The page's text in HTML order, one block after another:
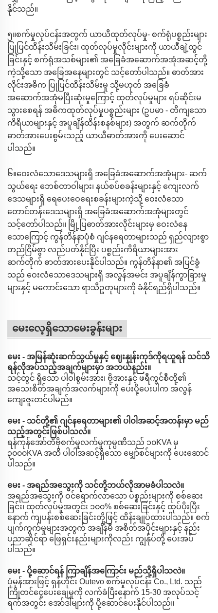
နိုင်သည်။
၅။စက်မှုလုပ်ငန်းအတွက် ယာယီထုတ်လုပ်မှု- စက်ရုံပစ္စည်းများ
ပြုပြင်ထိန်းသိမ်းခြင်း၊ ထုတ်လုပ်မှုလိုင်းများကို ယာယီချဲ့ထွင်
ခြင်းနှင့် စက်ရုံအသစ်များ၏ အခြေခံအဆောက်အအုံအဆင့်တို့
ကဲ့သို့သော အခြေအနေများတွင် သင့်တော်ပါသည်။ ဓာတ်အား
လိုင်းအဓိက ပြုပြင်ထိန်းသိမ်းမှု သို့မဟုတ် အခြေခံ
အဆောက်အအုံမပြီးဆုံးမှုကြောင့် ထုတ်လုပ်မှုများ ရပ်ဆိုင်းမ
သွားစေရန် အဓိကထုတ်လုပ်မှုပစ္စည်းများ (ဥပမာ - တိကျသော
ကိရိယာများနှင့် အပူချိန်ထိန်းစနစ်များ) အတွက် ဆက်တိုက်
ဓာတ်အားပေးစွမ်းသည့် ယာယီဓာတ်အားကို ပေးဆောင်
ပါသည်။
၆။ဝေးလံသောဒေသများရှိ အခြေခံအဆောက်အအုံများ- ဆက်
သွယ်ရေး ဘေစ်တာဝါများ၊ နယ်စပ်စခန်းများနှင့် ကျေးလက်
ဒေသများရှိ ရေပေးဝေရေးစခန်းများကဲ့သို့ ဝေးလံသော
တောင်တန်းဒေသများရှိ အခြေခံအဆောက်အအုံများတွင်
သင့်တော်ပါသည်။ မြို့ပြဓာတ်အားလိုင်းများမှ ဝေးလံနေ
သောကြောင့် ကွန်တိန်နာပုံစံ ဂျင်နရေတာများသည် ရှည်လျားစွာ
တည်ငြိမ်စွာ လည်ပတ်နိုင်ပြီး ပစ္စည်းကိရိယာများအား
ဆက်တိုက် ဓာတ်အားပေးနိုင်ပါသည်။ ကွန်တိန်နာ၏ အပြင်ခွံ
သည် ဝေးလံသောဒေသများရှိ အလွန်အမင်း အပူချိန်ကွာခြားမှု
များနှင့် မကောင်းသော ရာသီဥတုများကို ခံနိုင်ရည်ရှိပါသည်။
မေးလေ့ရှိသောမေးခွန်းများ
မေး - အမြန်ဆုံးဆက်သွယ်မှုနှင့် ဈေးနှုန်းကုဒ်ကိုရယူရန် သင်သိ
ရန်လိုအပ်သည့်အချက်များမှာ အဘယ်နည်း။
သင့်တွင် ရှိသော ပါဝါစွမ်းအား၊ ဗို့အားနှင့် ဖရီကွင်စီတို့၏
အသေးစိတ်အချက်အလက်များကို ပေးပို့ပေးပါက အလွန်
ကျေးဇူးတင်ပါမည်။
မေး - သင်တို့၏ ဂျင်နရေတာများ၏ ပါဝါအဆင့်အတန်းမှာ မည်
သည့်အတွင်းဖြစ်ပါသလဲ။
ရန်ကုန်အော်တီဗိုစက်မှုလက်မှုကုမ္ပဏီသည် ၁၀KVA မှ
၃၀၀၀KVA အထိ ပါဝါအဆင့်ရှိသော မျှော်စင်များကို ပေးဆောင်
ပါသည်။
မေး - အရည်အသွေးကို သင်တို့ဘယ်လိုအာမခံပါသလဲ။
အရည်အသွေးကို ဝင်ရောက်လာသော ပစ္စည်းများကို စစ်ဆေး
ခြင်း၊ ထုတ်လုပ်မှုအတွင်း ၁၀၀% စစ်ဆေးခြင်းနှင့် ထုပ်ပိုးပြီး
နောက် ကျပန်းစစ်ဆေးခြင်းတို့ဖြင့် ထိန်းချုပ်ထားပါသည်။ စက်
ပျက်ကွက်မှုများအတွက် အချိန်မီ အစိတ်အပိုင်းများနှင့် နည်း
ပညာဆိုင်ရာ ဖြေရှင်းနည်းများကိုလည်း ကျွန်ုပ်တို့ ပေးအပ်
ပါသည်။
မေး - ပို့ဆောင်ရန် ကြာချိန်အကြောင်း မည်သို့ရှိပါသလဲ။
ပုံမှန်အားဖြင့် ရှန်ဟိုင်း Outevo စက်မှုလုပ်ငန်း Co., Ltd. သည်
ကြိုတင်ငွေပေးချေမှုကို လက်ခံပြီးနောက် 15-30 အလုပ်သင့်
ရက်အတွင်း အော်ဒါများကို ပို့ဆောင်ပေးနိုင်ပါသည်။